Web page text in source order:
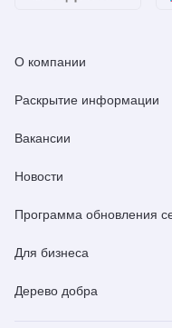
О компании
Раскрытие информации
Вакансии
Новости
Программа обновления
Для бизнеса
Дерево добра